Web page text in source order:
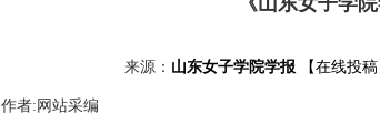
来源： 山东女子学院学报 【在线投稿
作者:网站采编